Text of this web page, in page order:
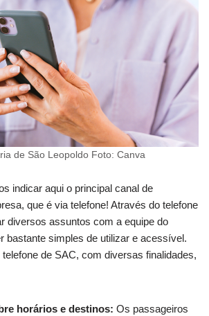
de São Leopoldo Foto: Canva
indicar aqui o principal canal de
que é via telefone! Através do telefone
diversos assuntos com a equipe do
bastante simples de utilizar e acessível.
de SAC, com diversas finalidades,
horários e destinos: Os passageiros